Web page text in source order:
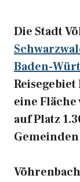
Die Stadt
Baden-
eine
auf Platz